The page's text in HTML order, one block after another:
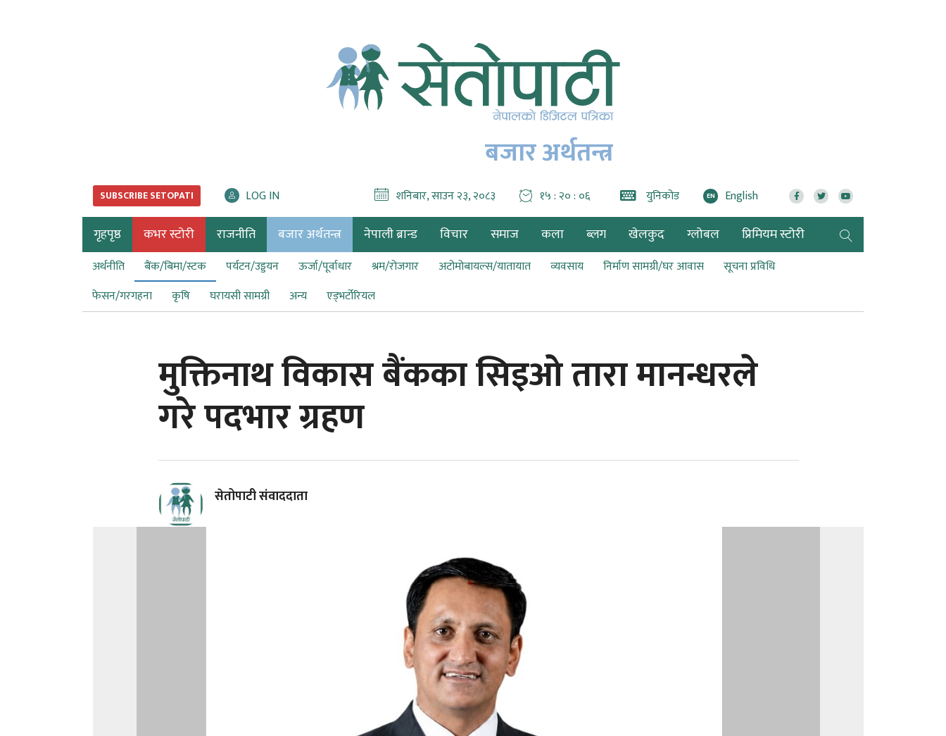
बजार अर्थतन्त्र
SUBSCRIBE SETOPATI LOG IN शनिबार, साउन २३, २०८३ १५ : २० : ०८ युनिकोड EN English
गृहपृष्ठ कभर स्टोरी राजनीति बजार अर्थतन्त्र नेपाली ब्रान्ड विचार समाज कला ब्लग खेलकुद ग्लोबल प्रिमियम स्टोरी
अर्थनीति बैंक/बिमा/स्टक पर्यटन/उड्डयन ऊर्जा/पूर्वाधार श्रम/रोजगार अटोमोबायल्स/यातायात व्यवसाय निर्माण सामग्री/घर आवास
सूचना प्रविधि
फेसन/गरगहना
कृषि घरायसी सामग्री अन्य एड्भर्टोरियल
मुक्तिनाथ विकास बैंकका सिइओ तारा मानन्धरले
गरे पदभार ग्रहण
सेतोपाटी संवाददाता